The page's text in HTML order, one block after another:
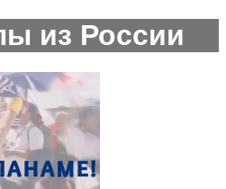
из России